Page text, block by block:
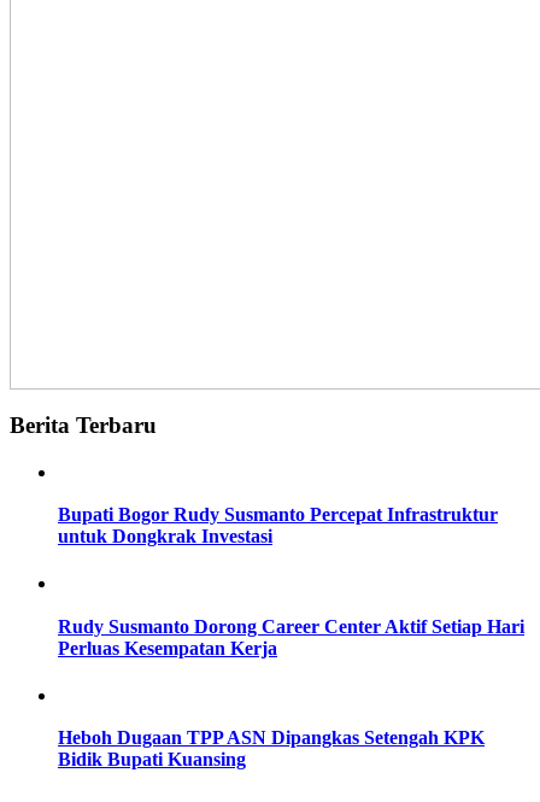
Berita Terbaru
Bupati Bogor Rudy Susmanto Percepat Infrastruktur
untuk Dongkrak Investasi
Rudy Susmanto Dorong Career Center Aktif Setiap Hari
Perluas Kesempatan Kerja
Heboh Dugaan TPP ASN Dipangkas Setengah KPK
Bidik Bupati Kuansing